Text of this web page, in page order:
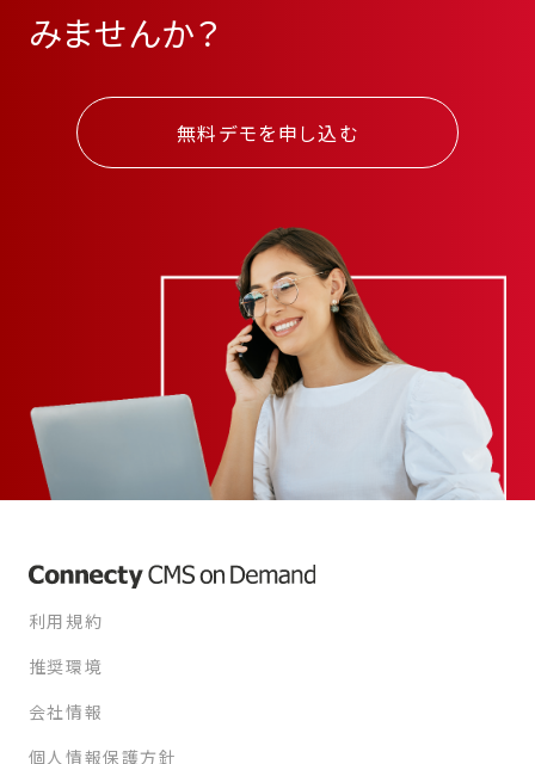
みませんか？
無料デモを申し込む
利用規約
推奨環境
会社情報
個人情報保護方針